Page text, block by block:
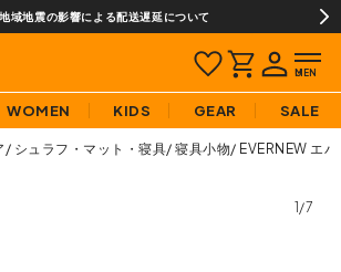
域地震の影響による配送遅延について
WOMEN KIDS GEAR SALE
シュラフ・マット・寝具 寝具小物 EVERNEW エ
1/7